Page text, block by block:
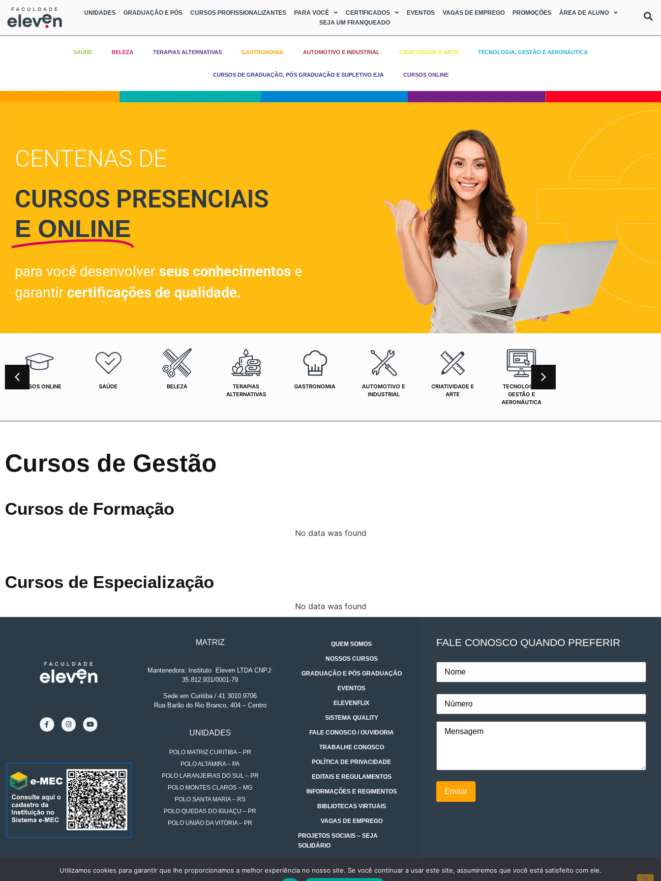
UNIDADES GRADUAÇÃO E PÓS CURSOS PROFISSIONALIZANTES PARA VOCÊ CERTIFICADOS EVENTOS VAGAS DE EMPREGO PROMOÇÕES
ÁREA DE ALUNO
SEJA UM FRANQUEADO
SAÚDE BELEZA TERAPIAS ALTERNATIVAS GASTRONOMIA AUTOMOTIVO E INDUSTRIAL CRIATIVIDADE E ARTE TECNOLOGIA, GESTÃO E AERONÁUTICA
CURSOS DE GRADUAÇÃO, PÓS GRADUAÇÃO E SUPLETIVO EJA CURSOS ONLINE
CENTENAS DE
CURSOS PRESENCIAIS
E ONLINE
para você desenvolver seus conhecimentos e
garantir certificações de qualidade.
CURSOS ONLINE SAÚDE BELEZA
TERAPIAS
ALTERNATIVAS
GASTRONOMIA
AUTOMOTIVO E
INDUSTRIAL
CRIATIVIDADE E
ARTE
TECNOLOGIA,
GESTÃO E
AERONÁUTICA
Cursos de Gestão
Cursos de Formação
No data was found
Cursos de Especialização
No data was found
MATRIZ
Mantenedora: Instituto.
Eleven LTDA CNPJ:
35.812.931/0001-79
Sede em Curitiba / 41 3010.9706
Rua Barão do Rio Branco, 404 – Centro
UNIDADES
POLO MATRIZ CURITIBA – PR
POLO ALTAMIRA – PA
POLO LARANJEIRAS DO SUL – PR
POLO MONTES CLAROS – MG
POLO SANTA MARIA – RS
POLO QUEDAS DO IGUAÇU – PR
POLO UNIÃO DA VITÓRIA – PR
QUEM SOMOS
NOSSOS CURSOS
GRADUAÇÃO E PÓS GRADUAÇÃO
EVENTOS
ELEVENFLIX
SISTEMA QUALITY
FALE CONOSCO / OUVIDORIA
TRABALHE CONOSCO
POLÍTICA DE PRIVACIDADE
EDITAIS E REGULAMENTOS
INFORMAÇÕES E REGIMENTOS
BIBLIOTECAS VIRTUAIS
VAGAS DE EMPREGO
PROJETOS SOCIAIS – SEJA
SOLIDÁRIO
FALE CONOSCO QUANDO PREFERIR
Utilizamos cookies para garantir que lhe proporcionamos a melhor experiência no nosso site. Se você continuar a usar este site, assumiremos que você está satisfeito com ele.